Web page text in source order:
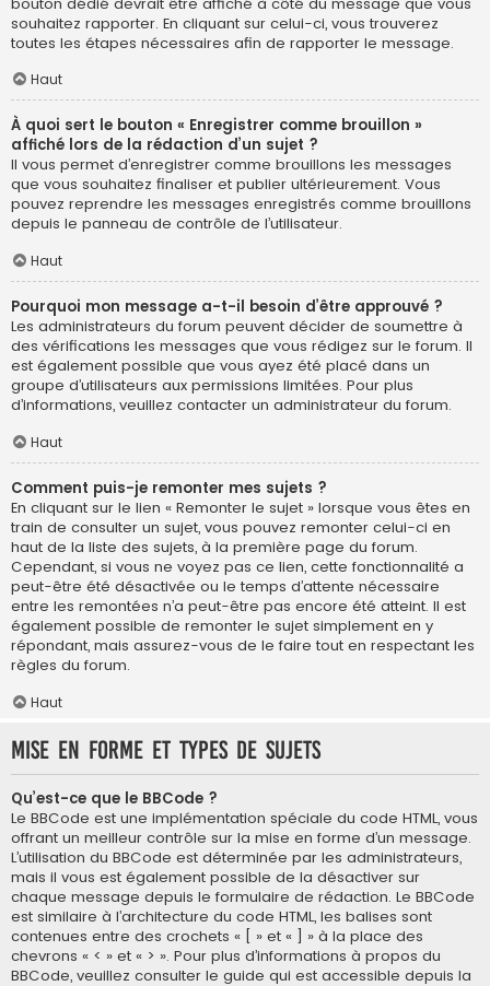
souhaitez rapporter. En cliquant sur celui-ci, vous trouverez
toutes les étapes nécessaires afin de rapporter le message.
Haut
À quoi sert le bouton « Enregistrer comme brouillon »
affiché lors de la rédaction d’un sujet ?
Il vous permet d’enregistrer comme brouillons les messages
que vous souhaitez finaliser et publier ultérieurement. Vous
pouvez reprendre les messages enregistrés comme brouillons
depuis le panneau de contrôle de l’utilisateur.
Haut
Pourquoi mon message a-t-il besoin d’être approuvé ?
Les administrateurs du forum peuvent décider de soumettre à
des vérifications les messages que vous rédigez sur le forum. Il
est également possible que vous ayez été placé dans un
groupe d’utilisateurs aux permissions limitées. Pour plus
d’informations, veuillez contacter un administrateur du forum.
Haut
Comment puis-je remonter mes sujets ?
En cliquant sur le lien « Remonter le sujet » lorsque vous êtes en
train de consulter un sujet, vous pouvez remonter celui-ci en
haut de la liste des sujets, à la première page du forum.
Cependant, si vous ne voyez pas ce lien, cette fonctionnalité a
peut-être été désactivée ou le temps d’attente nécessaire
entre les remontées n’a peut-être pas encore été atteint. Il est
également possible de remonter le sujet simplement en y
répondant, mais assurez-vous de le faire tout en respectant les
règles du forum.
Haut
Mise en forme et types de sujets
Qu’est-ce que le BBCode ?
Le BBCode est une implémentation spéciale du code HTML, vous
offrant un meilleur contrôle sur la mise en forme d’un message.
L’utilisation du BBCode est déterminée par les administrateurs,
mais il vous est également possible de la désactiver sur
chaque message depuis le formulaire de rédaction. Le BBCode
est similaire à l’architecture du code HTML, les balises sont
contenues entre des crochets « [ » et « ] » à la place des
chevrons « < » et « > ». Pour plus d’informations à propos du
BBCode, veuillez consulter le guide qui est accessible depuis la